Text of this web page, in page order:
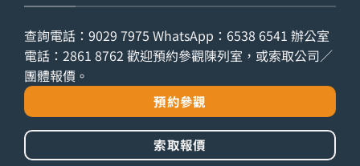
查詢電話： 9029 7975 WhatsApp： 6538 6541 辦公室
電話： 2861 8762 歡迎預約參觀陳列室，或索取公司／
團體報價。
預約參觀
索取報價